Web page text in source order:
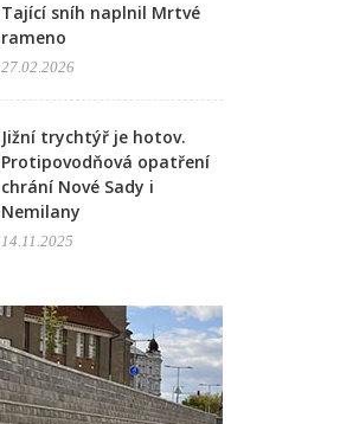
Tající sníh naplnil Mrtvé
rameno
27.02.2026
Jižní trychtýř je hotov.
Protipovodňová opatření
chrání Nové Sady i
Nemilany
14.11.2025